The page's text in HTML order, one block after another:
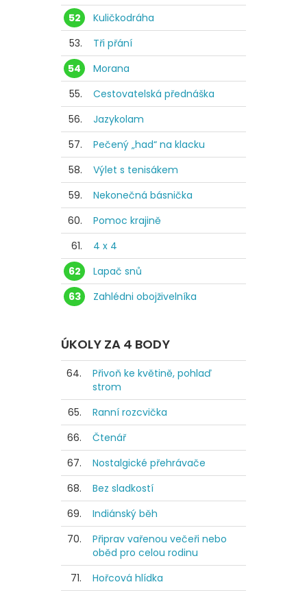
52
Kuličkodráha
53.
Tři přání
54
Morana
55.
Cestovatelská přednáška
56.
Jazykolam
57.
Pečený „had“ na klacku
58.
Výlet s tenisákem
59.
Nekonečná básnička
60.
Pomoc krajině
61.
4 x 4
62
Lapač snů
63
Zahlédni obojživelníka
ÚKOLY ZA 4 BODY
64.
Přivoň ke květině, pohlaď
strom
65.
Ranní rozcvička
66.
Čtenář
67.
Nostalgické přehrávače
68.
Bez sladkostí
69.
Indiánský běh
70.
Připrav vařenou večeři nebo
oběd pro celou rodinu
71.
Hořcová hlídka